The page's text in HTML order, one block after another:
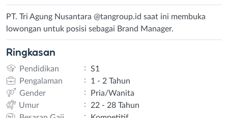
PT. Tri Agung Nusantara @tangroup.id saat ini membuka
lowongan untuk posisi sebagai Brand Manager.
Ringkasan
Pendidikan :
S1
Pengalaman
:
1 - 2 Tahun
Gender
:
Pria/Wanita
Umur
:
22 - 28 Tahun